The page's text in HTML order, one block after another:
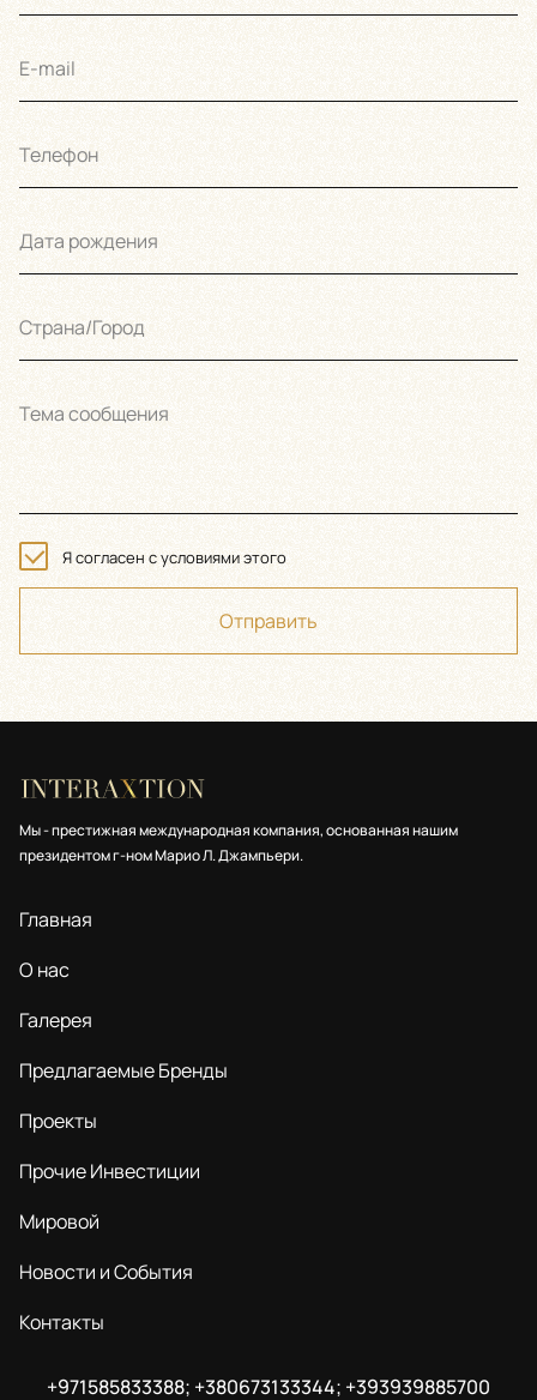
E-mail
Телефон
Дата рождения
Страна/Город
Тема сообщения
Я согласен с условиями этого
Отправить
Мы - престижная международная компания, основанная нашим
президентом г-ном Марио Л. Джампьери.
Главная
О нас
Галерея
Предлагаемые Бренды
Проекты
Прочие Инвестиции
Мировой
Новости и События
Контакты
+971585833388; +380673133344; +393939885700